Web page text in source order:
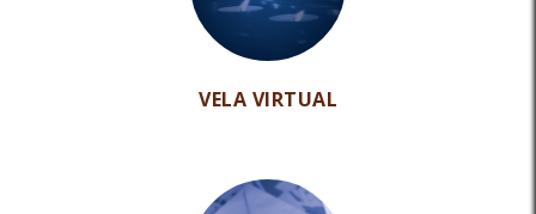
VELA VIRTUAL